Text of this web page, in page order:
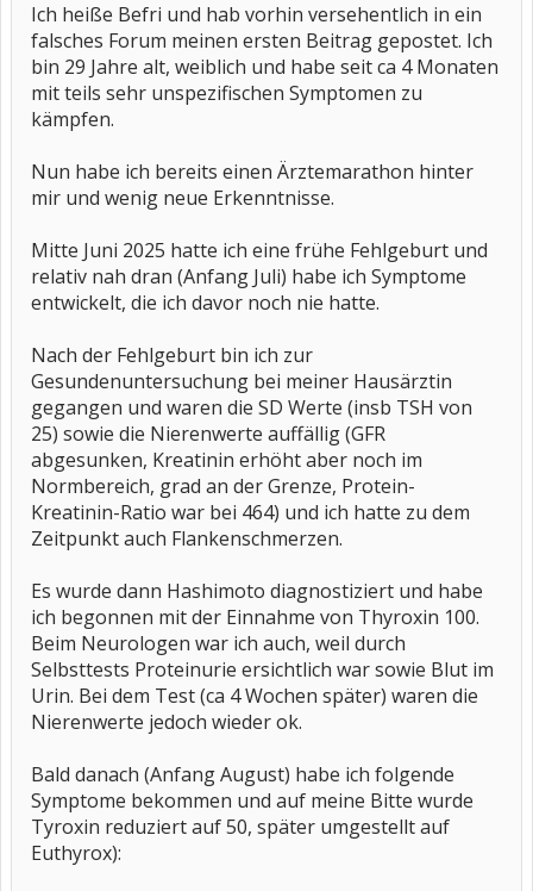
Ich heiße Befri und hab vorhin versehentlich in ein
falsches Forum meinen ersten Beitrag gepostet. Ich
bin 29 Jahre alt, weiblich und habe seit ca 4 Monaten
mit teils sehr unspezifischen Symptomen zu
kämpfen.
Nun habe ich bereits einen Ärztemarathon hinter
mir und wenig neue Erkenntnisse.
Mitte Juni 2025 hatte ich eine frühe Fehlgeburt und
relativ nah dran (Anfang Juli) habe ich Symptome
entwickelt, die ich davor noch nie hatte.
Nach der Fehlgeburt bin ich zur
Gesundenuntersuchung bei meiner Hausärztin
gegangen und waren die SD Werte (insb TSH von
25) sowie die Nierenwerte auffällig (GFR
abgesunken, Kreatinin erhöht aber noch im
Normbereich, grad an der Grenze, Protein-
Kreatinin-Ratio war bei 464) und ich hatte zu dem
Zeitpunkt auch Flankenschmerzen.
Es wurde dann Hashimoto diagnostiziert und habe
ich begonnen mit der Einnahme von Thyroxin 100.
Beim Neurologen war ich auch, weil durch
Selbsttests Proteinurie ersichtlich war sowie Blut im
Urin. Bei dem Test (ca 4 Wochen später) waren die
Nierenwerte jedoch wieder ok.
Bald danach (Anfang August) habe ich folgende
Symptome bekommen und auf meine Bitte wurde
Tyroxin reduziert auf 50, später umgestellt auf
Euthyrox):